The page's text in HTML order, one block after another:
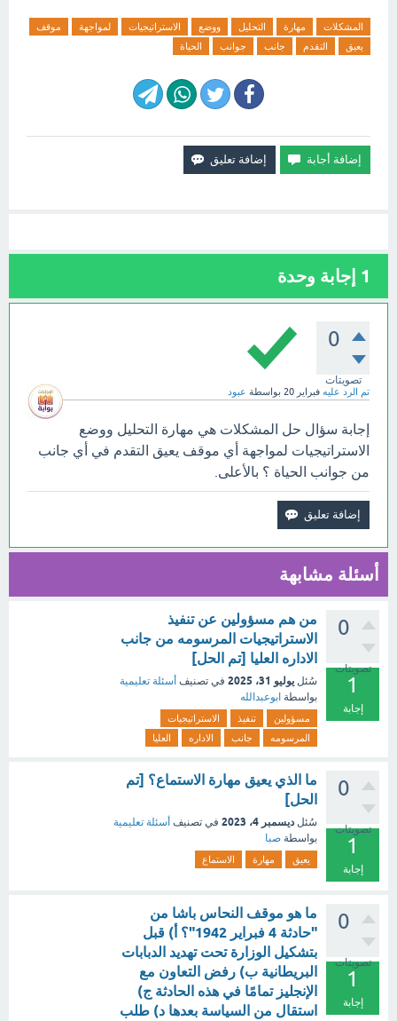
المشكلات مهارة التحليل ووضع الاستراتيجيات لمواجهة
موقف
يعيق
التقدم جانب جوانب الحياة
1 إجابة وحدة
0
تصويتات
تم الرد عليه فبراير 20 بواسطة عبود
إجابة سؤال حل المشكلات هي مهارة التحليل ووضع
الاستراتيجيات لمواجهة أي موقف يعيق التقدم في أي جانب
من جوانب الحياة ؟ بالأعلى.
أسئلة مشابهة
0
تصويتات
1
إجابة
من هم مسؤولين عن تنفيذ
الاستراتيجيات المرسومه من جانب
الاداره العليا [تم الحل]
سُئل يوليو 31، 2025 في تصنيف أسئلة تعليمية
بواسطة ابوعبدالله
مسؤولين تنفيذ
الاستراتيجيات
المرسومه
جانب الاداره العليا
0
تصويتات
1
إجابة
ما الذي يعيق مهارة الاستماع؟ [تم
الحل]
سُئل ديسمبر 4، 2023 في تصنيف أسئلة تعليمية
بواسطة صبا
يعيق مهارة الاستماع
0
تصويتات
1
إجابة
ما هو موقف النحاس باشا من
"حادثة 4 فبراير 1942"؟ أ) قبل
بتشكيل الوزارة تحت تهديد الدبابات
البريطانية ب) رفض التعاون مع
الإنجليز تمامًا في هذه الحادثة ج)
استقال من السياسة بعدها د) طلب